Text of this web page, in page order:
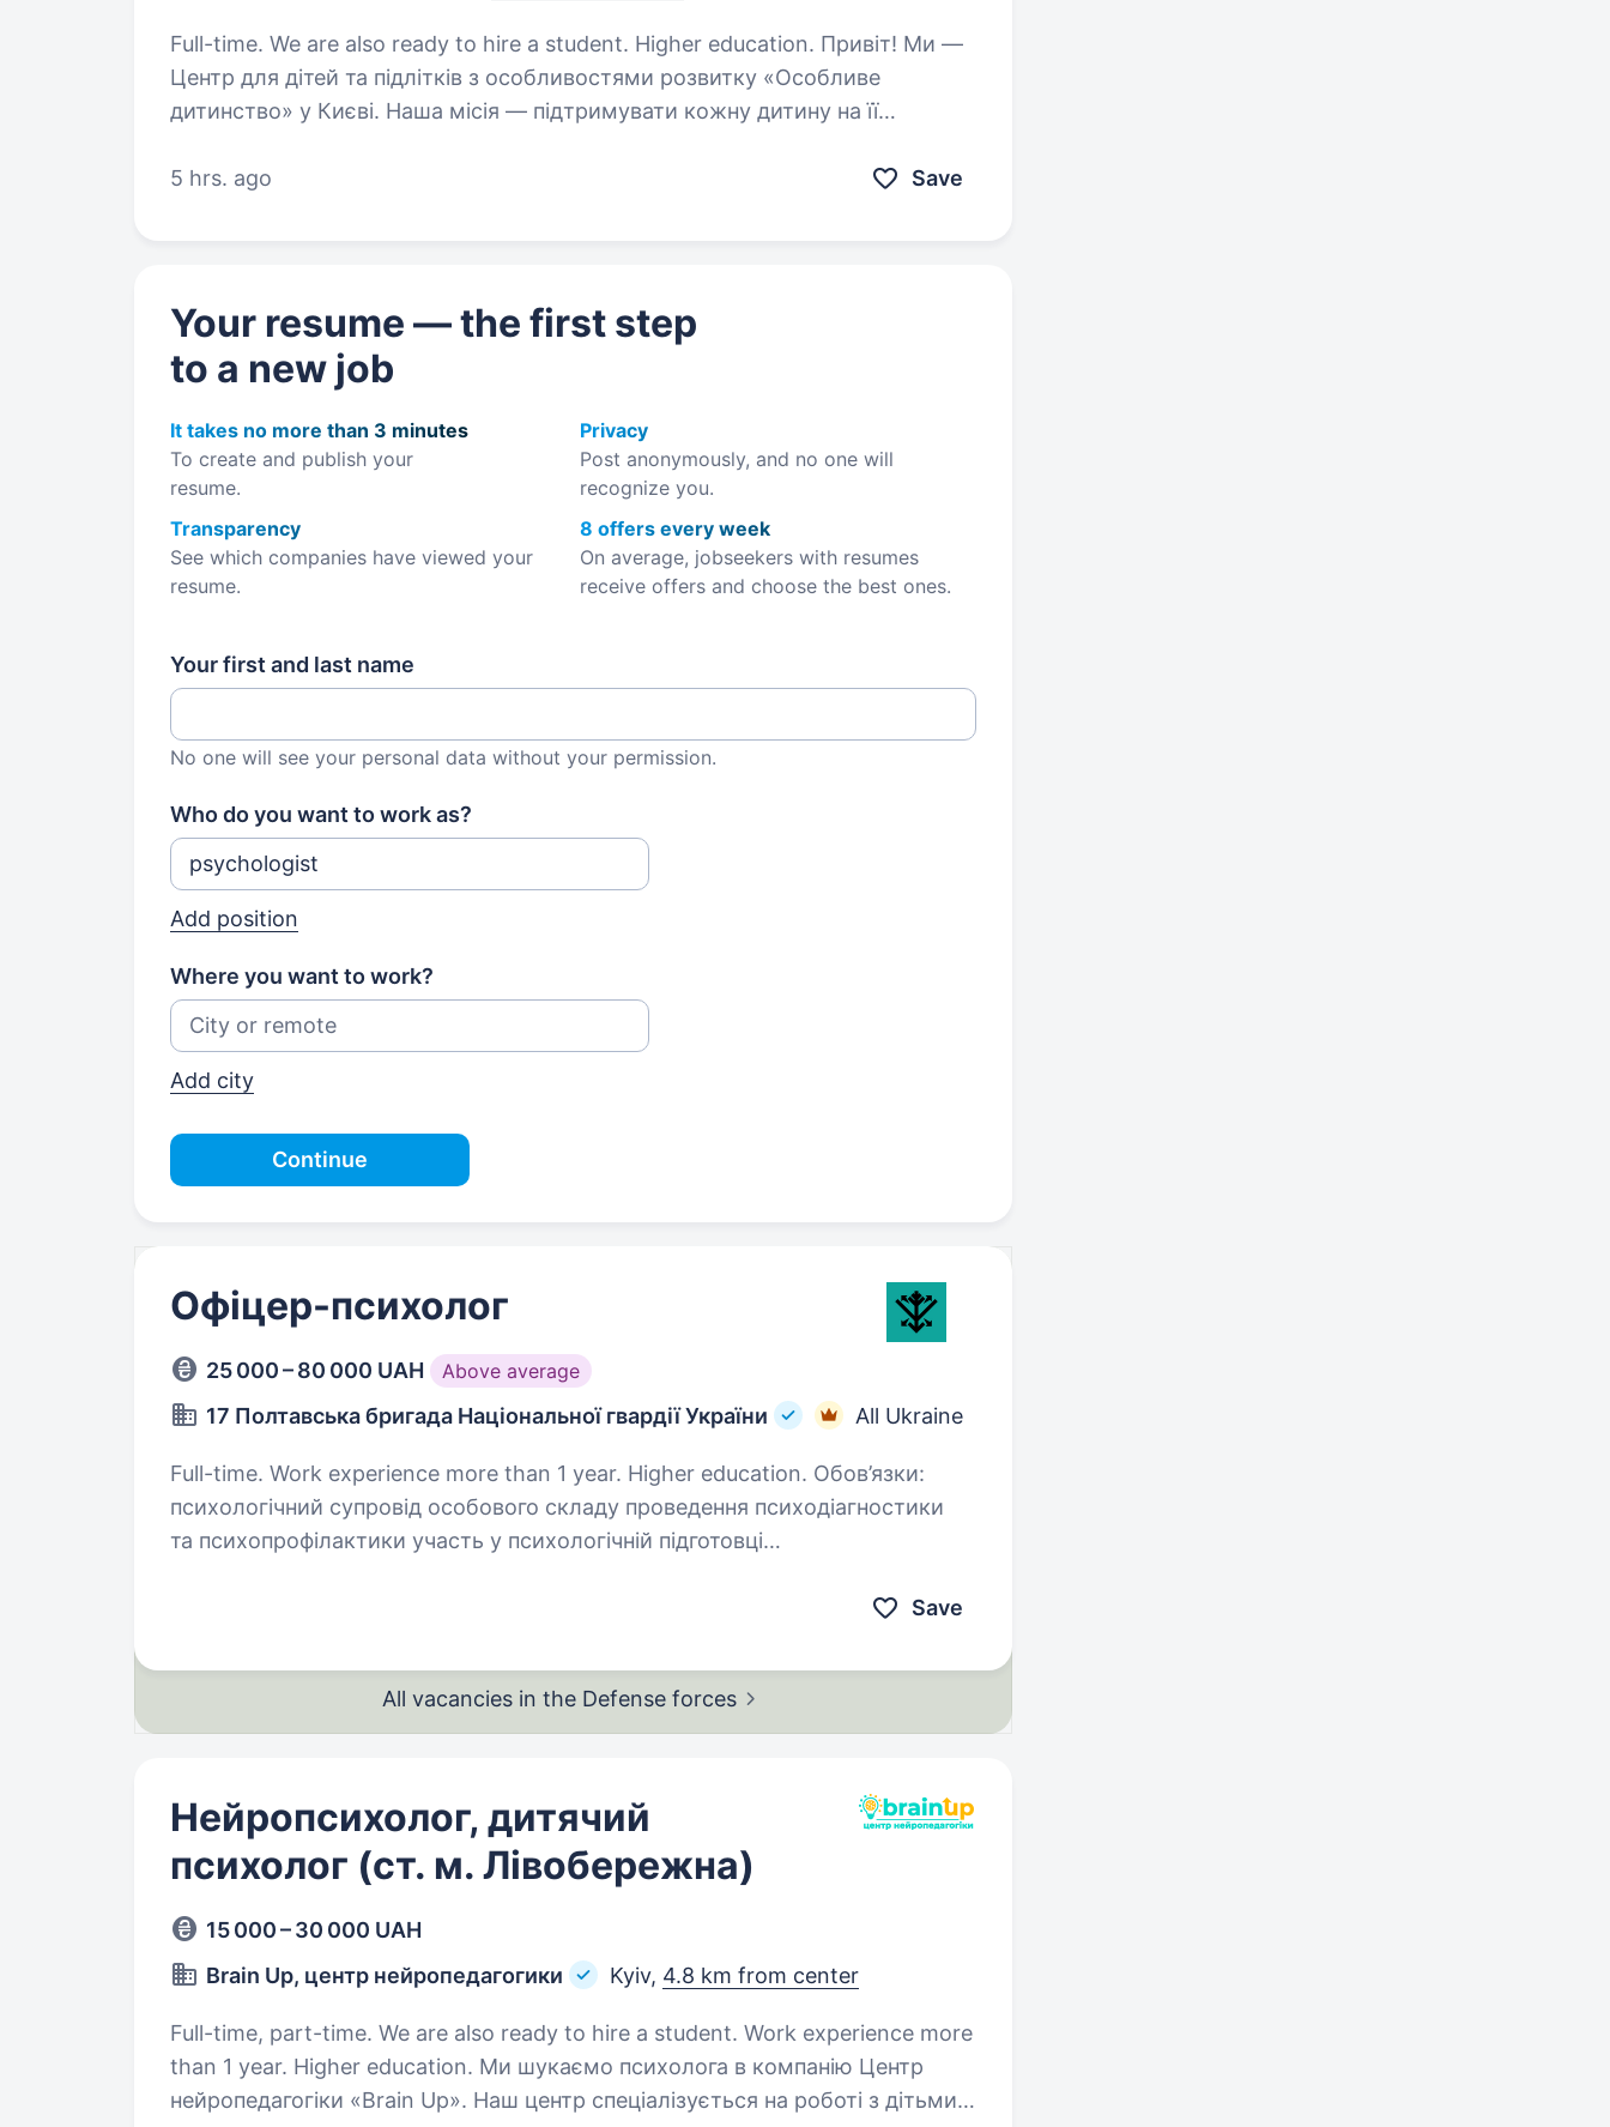
Full-time. We are also ready to hire a student. Higher education. Привіт! Ми —
Центр для дітей та підлітків з особливостями розвитку «Особливе
дитинство» у Києві. Наша місія — підтримувати кожну дитину на її
5 hrs. ago
Save
Your resume — the first step
to a new job
It takes no more than 3 minutes
To create and publish your
resume.
Privacy
Post anonymously, and no one will
recognize you.
Transparency
See which companies have viewed your
resume.
8 offers every week
On average, jobseekers with resumes
receive offers and choose the best ones.
Your first and last name
No one will see your personal data without your permission.
Who do you want to work as?
Add position
Where you want to work?
Add city
Continue
Офіцер-психолог
25 000 – 80 000 UAH Above average
17 Полтавська бригада Національної гвардії України All Ukraine
Full-time. Work experience more than 1 year. Higher education. Обов’язки:
психологічний супровід особового складу проведення психодіагностики
та психопрофілактики участь у психологічній підготовці
Save
All vacancies in the Defense forces
Нейропсихолог, дитячий
психолог (ст. м. Лівобережна)
15 000 – 30 000 UAH
Brain Up, центр нейропедагогики
Kyiv, 4.8 km from center
Full-time, part-time. We are also ready to hire a student. Work experience more
than 1 year. Higher education. Ми шукаємо психолога в компанію Центр
нейропедагогіки «Brain Up». Наш центр спеціалізується на роботі з дітьми